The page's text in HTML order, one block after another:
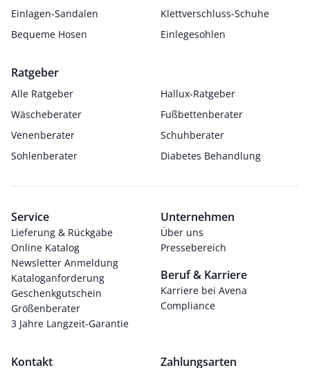
Einlagen-Sandalen
Klettverschluss-Schuhe
Bequeme Hosen
Einlegesohlen
Ratgeber
Alle Ratgeber
Hallux-Ratgeber
Wäscheberater
Fußbettenberater
Venenberater
Schuhberater
Sohlenberater
Diabetes Behandlung
Service
Lieferung & Rückgabe
Online Katalog
Newsletter Anmeldung
Kataloganforderung
Geschenkgutschein
Größenberater
3 Jahre Langzeit-Garantie
Unternehmen
Über uns
Pressebereich
Beruf & Karriere
Karriere bei Avena
Compliance
Kontakt Zahlungsarten